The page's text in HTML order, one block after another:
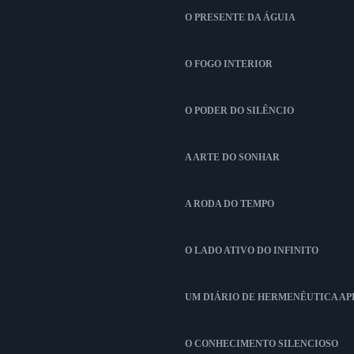
O PRESENTE DA ÁGUIA
O FOGO INTERIOR
O PODER DO SILÊNCIO
A ARTE DO SONHAR
A RODA DO TEMPO
O LADO ATIVO DO INFINITO
UM DIÁRIO DE HERMENÊUTICA
O CONHECIMENTO SILENCIOSO